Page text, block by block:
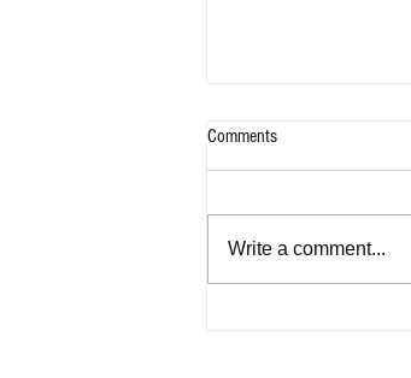
Comments
Write a comment...